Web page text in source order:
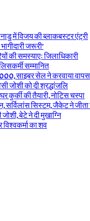
में विजय की ब्लाकबस्टर एंट्री
जरूरी’
की समस्याएः जिलाधिकारी
सम्मानित
साइबर सेल ने करवाया वापस
जोशी को दी श्रद्धांजलि
कुर्की की तैयारी, नोटिस चस्पा
सर्विलांस सिस्टम, जैकेट ने जीता
बेटे ने दी मुखाग्नि
का शव